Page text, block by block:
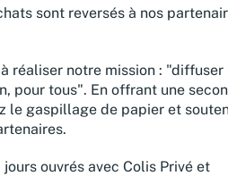
sont reversés à nos
réaliser notre mission : "diffuser
pour tous". En offrant une
le gaspillage de papier et
ouvrés avec Colis Privé et